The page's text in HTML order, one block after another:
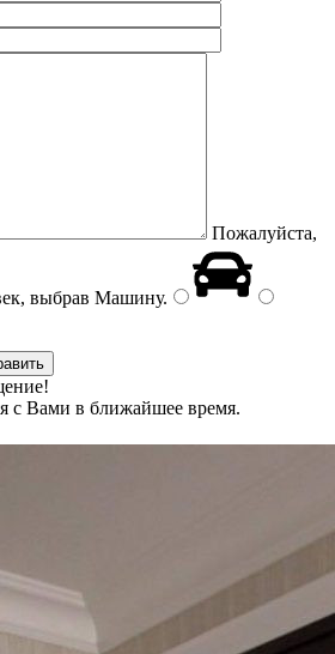
Пожалуйста,
выбрав Машину.
с Вами в ближайшее время.